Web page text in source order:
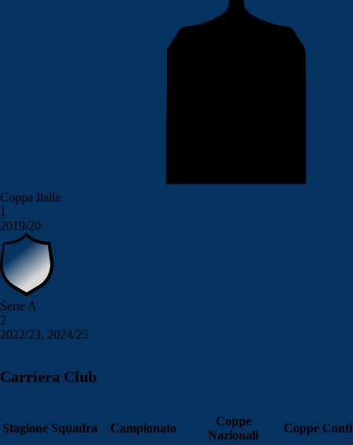
Coppa Italia
1
2019/20
Serie A
2
2022/23, 2024/25
Carriera Club
Stagione Squadra Campionato
Coppe
Nazionali
Coppe